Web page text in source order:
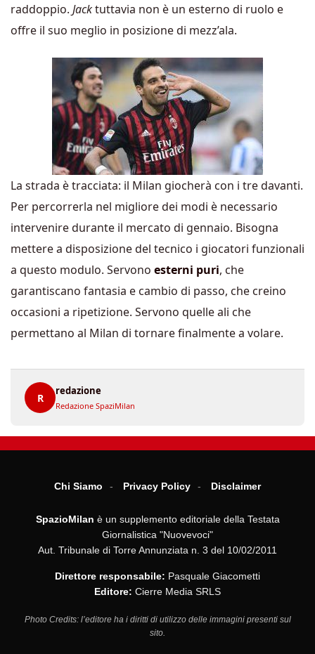
raddoppio. Jacktuttavia non è un esterno di ruolo e
offre il suo meglio in posizione di mezz’ala.
La strada è tracciata: il Milan giocherà con i tre davanti.
Per percorrerla nel migliore dei modi è necessario
intervenire durante il mercato di gennaio. Bisogna
mettere a disposizione del tecnico i giocatori funzionali
a questo modulo. Servono esterni puri, che
garantiscano fantasia e cambio di passo, che creino
occasioni a ripetizione. Servono quelle ali che
permettano al Milan di tornare finalmente a volare.
R
redazione
Redazione SpaziMilan
Chi Siamo Privacy Policy Disclaimer
SpazioMilan è un supplemento editoriale della Testata
Giornalistica "Nuovevoci"
Aut. Tribunale di Torre Annunziata n. 3 del 10/02/2011
Direttore responsabile: Pasquale Giacometti
Editore: Cierre Media SRLS
Photo Credits: l’editore ha i diritti di utilizzo delle immagini presenti sul
sito.